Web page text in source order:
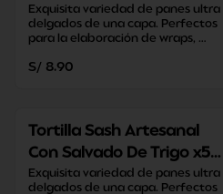
Exquisita variedad de panes ultra
delgados de una capa. Perfectos
para la elaboración de wraps,
S/ 8.90
Tortilla Sash Artesanal
Con Salvado De Trigo x5
und
Exquisita variedad de panes ultra
delgados de una capa. Perfectos